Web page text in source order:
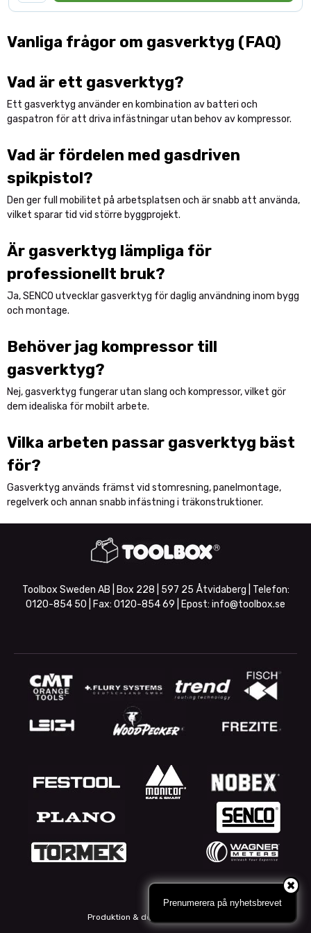
Vanliga frågor om gasverktyg (FAQ)
Vad är ett gasverktyg?
Ett gasverktyg använder en kombination av batteri och
gaspatron för att driva infästningar utan behov av kompressor.
Vad är fördelen med gasdriven
spikpistol?
Den ger full mobilitet på arbetsplatsen och är snabb att använda,
vilket sparar tid vid större byggprojekt.
Är gasverktyg lämpliga för
professionellt bruk?
Ja, SENCO utvecklar gasverktyg för daglig användning inom bygg
och montage.
Behöver jag kompressor till
gasverktyg?
Nej, gasverktyg fungerar utan slang och kompressor, vilket gör
dem idealiska för mobilt arbete.
Vilka arbeten passar gasverktyg bäst
för?
Gasverktyg används främst vid stomresning, panelmontage,
regelverk och annan snabb infästning i träkonstruktioner.
Toolbox Sweden AB | Box 228 | 597 25 Åtvidaberg | Telefon:
0120-854 50 | Fax: 0120-854 69 | Epost: info@toolbox.se
Produktion & design: Webbpartner
Prenumerera på nyhetsbrevet